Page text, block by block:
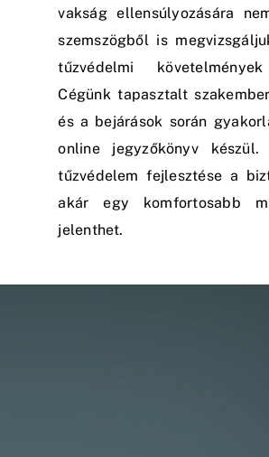
vakság ellensúlyozására
szemszögből is
tűzvédelmi
Cégünk tapasztalt
és a bejárások során
online jegyzőkönyv
tűzvédelem fejlesztése a
akár egy komfortosabb
jelenthet.